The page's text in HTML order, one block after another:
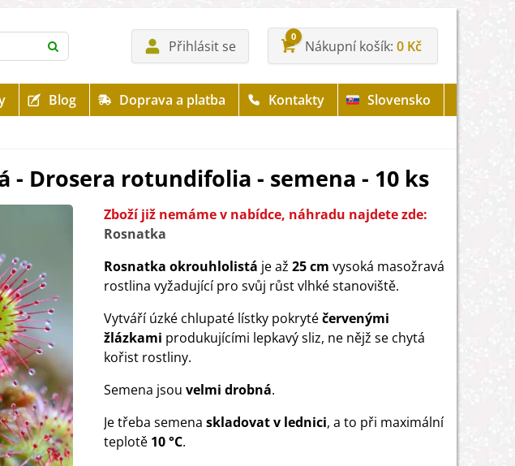
Přihlásit se
0
Nákupní košík 0 Kč
Blog Doprava a platba Kontakty
Slovensko
Drosera rotundifolia - semena - 10 ks
Zboží již nemáme v nabídce, náhradu najdete zde:
Rosnatka
Rosnatka okrouhlolistá je až 25 cm vysoká masožravá
rostlina vyžadující pro svůj růst vlhké stanoviště.
Vytváří úzké chlupaté lístky pokrytéčervenými
žlázkami produkujícími lepkavý sliz, ne nějž se chytá
kořist rostliny.
Semena jsou velmi drobná.
Je třeba semena skladovat v lednici, a to při maximální
teplotě 10 °C.